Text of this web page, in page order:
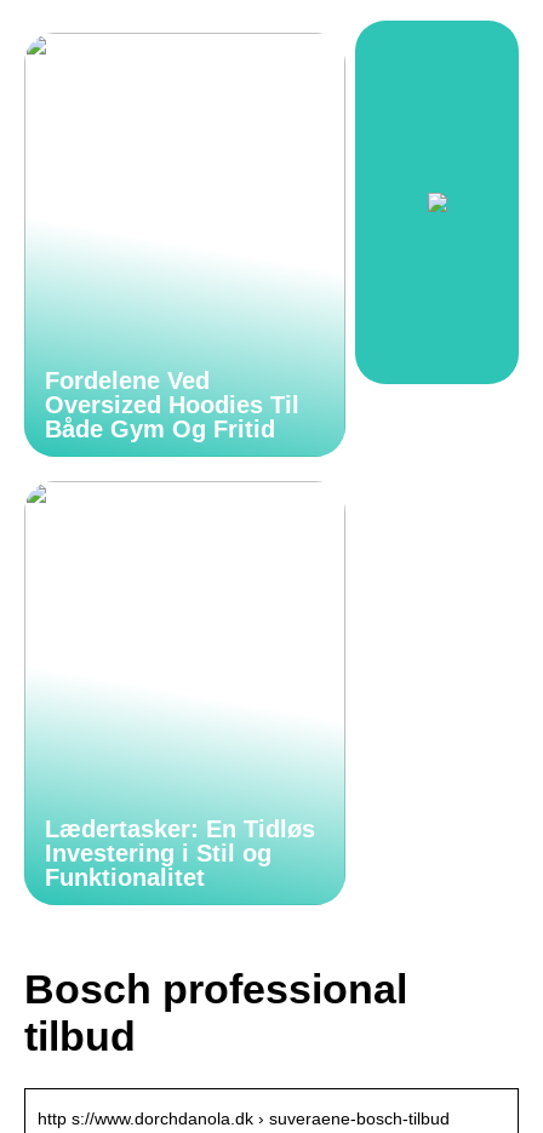
Fordelene Ved
Oversized Hoodies Til
Både Gym Og Fritid
Lædertasker: En Tidløs
Investering i Stil og
Funktionalitet
Bosch professional
tilbud
http s://www.dorchdanola.dk › suveraene-bosch-tilbud